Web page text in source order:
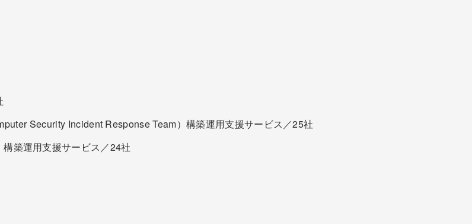
Security Incident Response Team）構築運用支援サービス／25社
築運用支援サービス／24社